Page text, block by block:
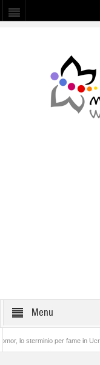
Menu
per fame in Ucraina